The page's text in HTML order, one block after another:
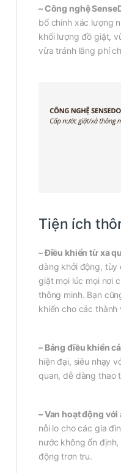
– Công nghệ
bổ chính xác lượng
khối lượng đồ giặt,
vừa tránh lãng phí
Tiện ích
– Điều khiển từ xa
dàng khởi động, tùy
giặt mọi lúc mọi nơi
thông minh. Bạn
khiển cho các
– Bảng điều khiển
hiện đại, siêu nhạy
quan, dễ dàng thao
– Van hoạt động
nỗi lo cho các gia
nước không ổn
động trơn tru.